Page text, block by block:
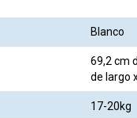
Blanco
69,2 cm
de largo
17-20kg